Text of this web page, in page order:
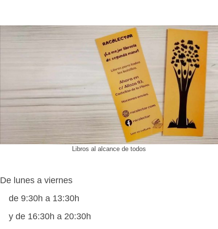
Libros al alcance de todos
De lunes a viernes
de 9:30h a 13:30h
y de 16:30h a 20:30h